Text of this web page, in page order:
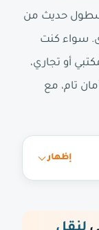
حديث من
سواء كنت
أو تجاري،
تام، مع
إظهار